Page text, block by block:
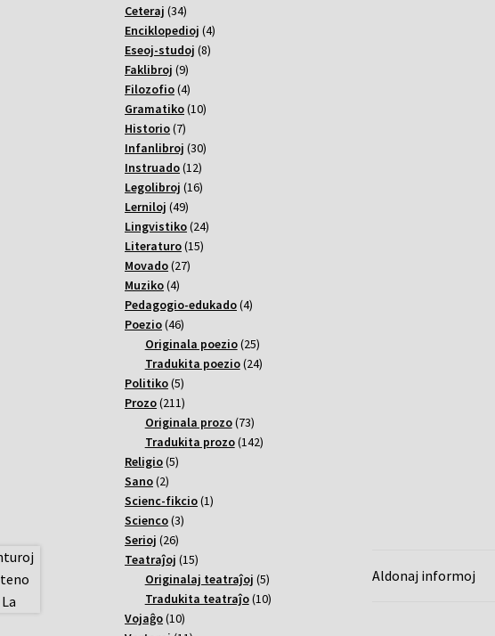
Aldonaj informoj
Ceteraj 3434
varoj
Enciklopedioj 44
Eseoj-studoj 88
Faklibroj 99
varoj
Filozofio 44
varoj
Gramatiko 1010
Historio 77
varoj
Infanlibroj 3030
Instruado 1212
varoj
Legolibroj 1616
Lerniloj 4949
varoj
Lingvistiko 2424
Literaturo 1515
Movado 2727
Muziko 44
varoj
Pedagogio-edukado 44
Poezio 4646
varoj
Originala poezio 2525
varoj
Tradukita poezio 2424
Politiko 55
varoj
Prozo 211211
varoj
Originala prozo 7373
varoj
Tradukita prozo 142142
Religio 55
Sano 22
varoj
Scienc-fikcio 11
Scienco 33
Serioj 2626
varoj
Teatraĵoj 1515
varoj
Originalaj teatraĵoj 55
varoj
Tradukita teatraĵo 1010
Vojaĝo 1010